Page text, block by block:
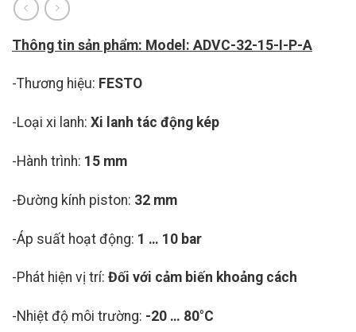
Thông tin sản phẩm: Model: ADVC-32-15-I-P-A
-Thương hiệu: FESTO
-Loại xi lanh: Xi lanh tác động kép
-Hành trình: 15 mm
-Đường kính piston: 32 mm
-Áp suất hoạt động: 1 … 10 bar
-Phát hiện vị trí: Đối với cảm biến khoảng cách
-Nhiệt độ môi trường: -20 … 80°C